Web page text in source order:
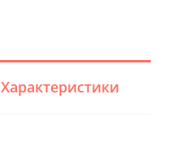
Характеристики